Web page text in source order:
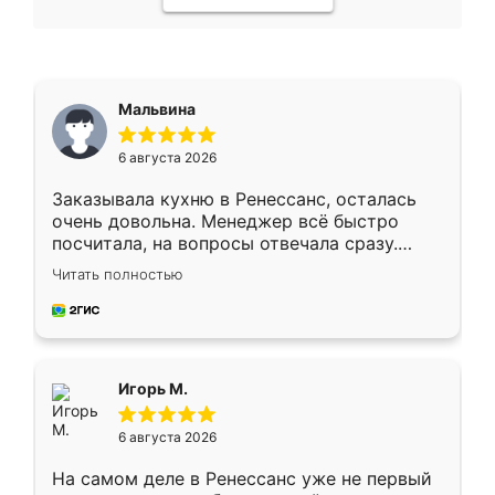
Мальвина
6 августа 2026
Заказывала кухню в Ренессанс, осталась
очень довольна. Менеджер всё быстро
посчитала, на вопросы отвечала сразу.
Замерщик приехал в субботу, подошёл к
делу со всей ответственностью. Собрали
за день, ребята работали аккуратно, даже
Читать полностью
Игорь М.
6 августа 2026
На самом деле в Ренессанс уже не первый